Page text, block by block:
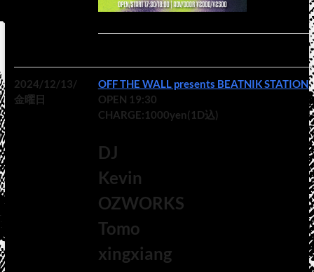
2024/12/13/
金曜日
OFF THE WALL presents BEATNIK STATION
OPEN 19:30
CHARGE:1000yen(1D込)
DJ
Kevin
OZWORKS
Tomo
xingxiang